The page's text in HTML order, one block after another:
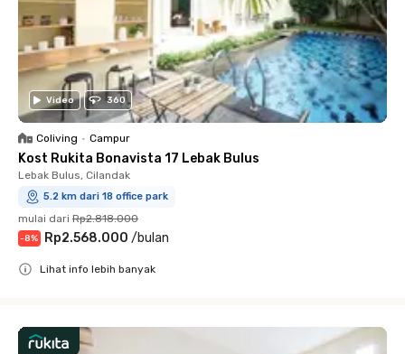
Video 360
Coliving • Campur
Kost Rukita Bonavista 17 Lebak Bulus
Lebak Bulus, Cilandak
5.2 km dari 18 office park
mulai dari Rp2.818.000
-8% Rp2.568.000 /bulan
Lihat info lebih banyak